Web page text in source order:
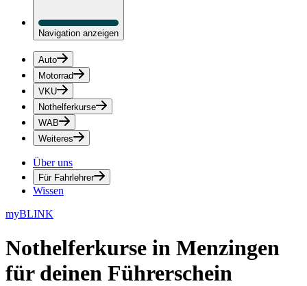
Navigation anzeigen
Auto
Motorrad
VKU
Nothelferkurse
WAB
Weiteres
Über uns
Für Fahrlehrer
Wissen
myBLINK
Nothelferkurse in Menzingen
für deinen Führerschein